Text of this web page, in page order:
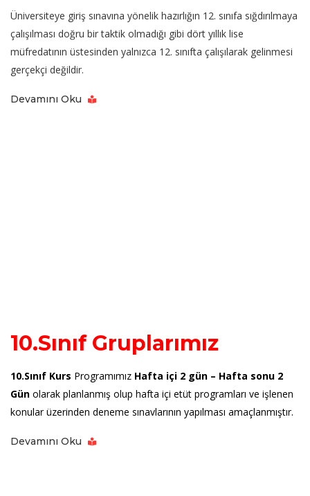
Üniversiteye giriş sınavına yönelik hazırlığın 12. sınıfa sığdırılmaya
çalışılması doğru bir taktik olmadığı gibi dört yıllık lise
müfredatının üstesinden yalnızca 12. sınıfta çalışılarak gelinmesi
gerçekçi değildir.
Devamını Oku
10.Sınıf Gruplarımız
10.Sınıf Kurs Programımız Hafta içi 2 gün – Hafta sonu 2
Gün olarak planlanmış olup hafta içi etüt programları ve işlenen
konular üzerinden deneme sınavlarının yapılması amaçlanmıştır.
Devamını Oku